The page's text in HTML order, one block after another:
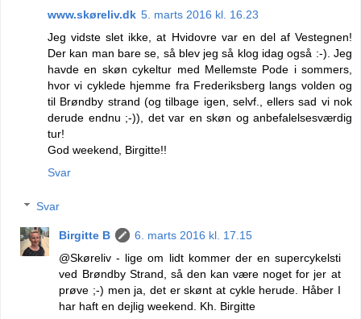
www.skøreliv.dk 5. marts 2016 kl. 16.23
Jeg vidste slet ikke, at Hvidovre var en del af Vestegnen!
Der kan man bare se, så blev jeg så klog idag også :-). Jeg
havde en skøn cykeltur med Mellemste Pode i sommers,
hvor vi cyklede hjemme fra Frederiksberg langs volden og
til Brøndby strand (og tilbage igen, selvf., ellers sad vi nok
derude endnu ;-)), det var en skøn og anbefalelsesværdig
tur!
God weekend, Birgitte!!
Svar
Svar
Birgitte B
6. marts 2016 kl. 17.15
@Skøreliv - lige om lidt kommer der en supercykelsti
ved Brøndby Strand, så den kan være noget for jer at
prøve ;-) men ja, det er skønt at cykle herude. Håber I
har haft en dejlig weekend. Kh. Birgitte